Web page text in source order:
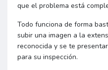
que el problema está
Todo funciona de forma
subir una imagen a la
reconocida y se te
para su inspección.